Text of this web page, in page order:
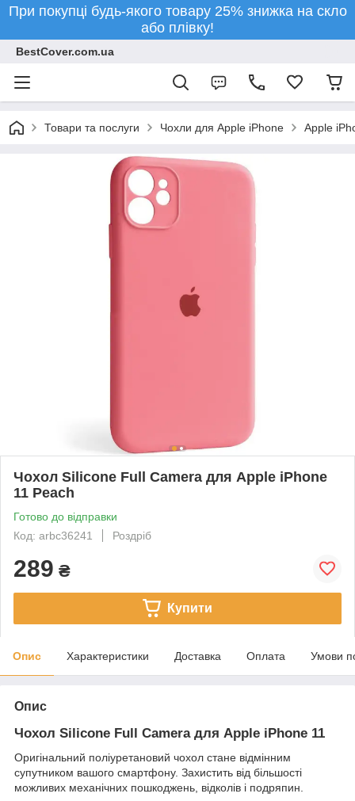
При покупці будь-якого товару 25% знижка на скло
або плівку!
BestCover.com.ua
Товари та послуги Чохли для Apple iPhone Apple
Чохол Silicone Full Camera для Apple iPhone
11 Peach
Готово до відправки
Код: arbc36241
Роздріб
289 ₴
Купити
Опис Характеристики Доставка Оплата Умови
Опис
Чохол Silicone Full Camera для Apple iPhone 11
Оригінальний поліуретановий чохол стане відмінним
супутником вашого смартфону. Захистить від більшості
можливих механічних пошкоджень, відколів і подряпин.